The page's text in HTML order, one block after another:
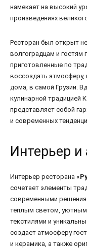
намекает на высокий
произведениях
Ресторан был открыт
волгоградцам и гостям
приготовленные по
воссоздать атмосферу,
дома, в самой Грузии.
кулинарной традицией
представляет собой
и современных
Интерьер
Интерьер ресторана
сочетает элементы
современными
теплым светом,
текстилями и
создает атмосферу
и керамика, а также